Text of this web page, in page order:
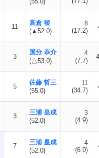
11
高倉 稜
(▲52.0)
8
(17.2)
3
国分 恭介
(△53.0)
4
(7.7)
5
佐藤 哲三
(55.0)
11
(34.7)
3
三浦 皇成
(52.0)
3
(4.9)
7
三浦 皇成
(52.0)
4
(6.0)